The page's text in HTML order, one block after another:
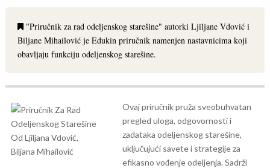
"Priručnik za rad odeljenskog starešine" autorki Ljiljane Vdović i
Biljane Mihailović je Edukin priručnik namenjen nastavnicima koji
obavljaju funkciju odeljenskog starešine.
Ovaj priručnik pruža sveobuhvatan
pregled uloga, odgovornosti i
zadataka odeljenskog starešine,
uključujući savete i strategije za
efikasno vođenje odeljenja. Sadrži